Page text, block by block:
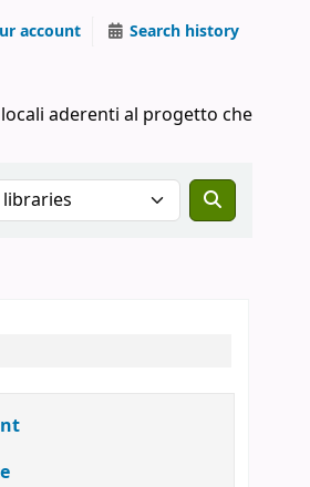
account Search history
aderenti al progetto che
the catalog in: